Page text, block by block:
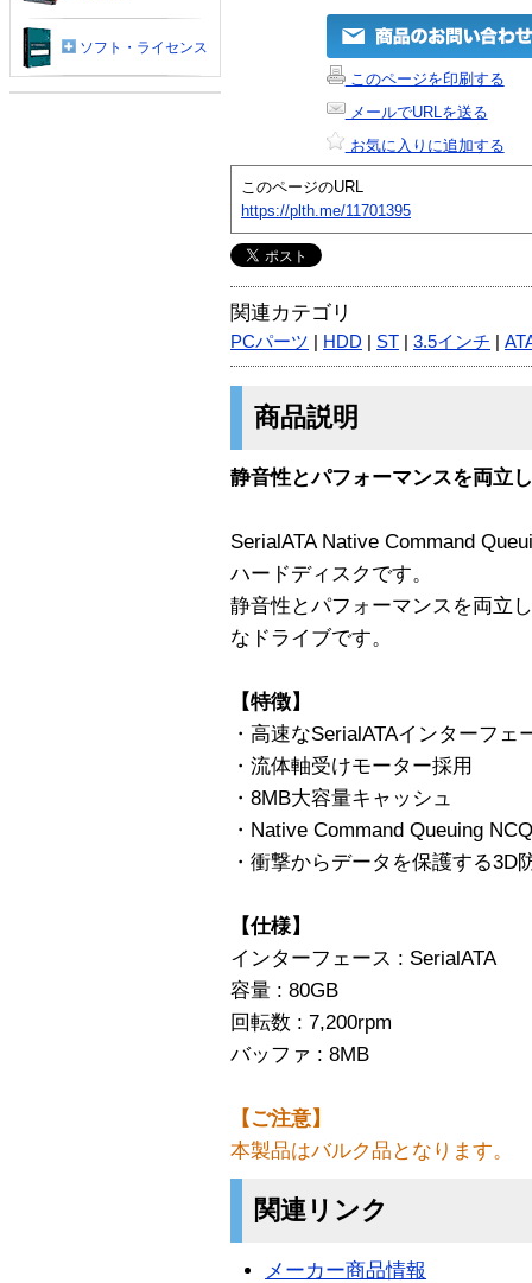
このページを印刷する
メールでURLを送る
お気に入りに追加する
このページのURL
https://plth.me/11701395
関連カテゴリ
PCパーツ HDD ST 3.5インチ
商品説明
静音性とパフォーマンスを両立
SerialATA Native Command
ハードディスクです。
静音性とパフォーマンスを両立
なドライブです。
【特徴】
・高速なSerialATAインターフェ
・流体軸受けモーター採用
・8MB大容量キャッシュ
・Native Command Queuing
・衝撃からデータを保護する3D
【仕様】
インターフェース : SerialATA
容量 : 80GB
回転数 : 7,200rpm
バッファ : 8MB
【ご注意】
本製品はバルク品となります。
関連リンク
メーカー商品情報
ソフト・ライセンス